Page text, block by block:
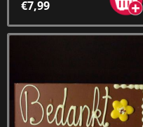
€7,99